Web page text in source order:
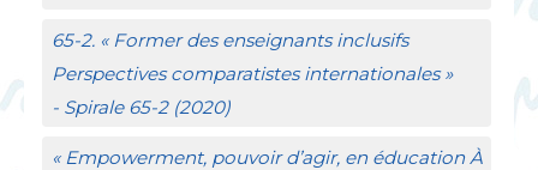
65-2. « Former des enseignants inclusifs
Perspectives comparatistes internationales »
- Spirale65-2 (2020)
« Empowerment, pouvoir d’agir, en éducation À